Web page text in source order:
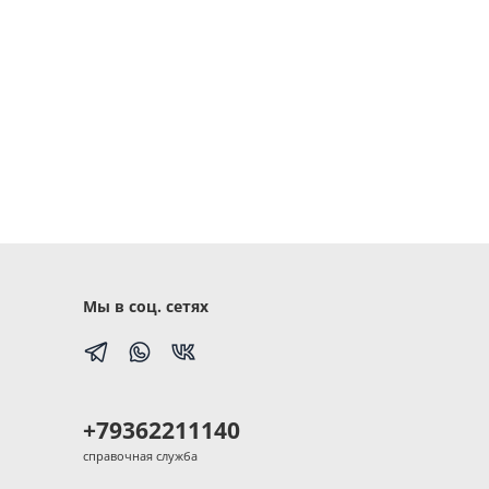
Мы в соц. сетях
+79362211140
справочная служба